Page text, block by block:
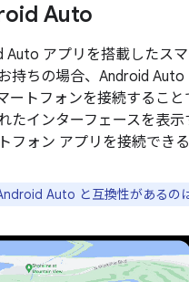
Auto
Auto アプリを搭載したス
持ちの場合、Android
ートフォンを接続するこ
たインターフェースを表
フォン アプリを接続でき
Auto と互換性があるの